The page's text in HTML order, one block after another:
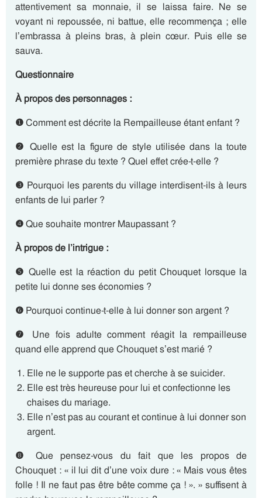
attentivement sa monnaie, il se laissa faire. Ne se
voyant ni repoussée, ni battue, elle recommença ; elle
l’embrassa à pleins bras, à plein cœur. Puis elle se
sauva.
Questionnaire
À propos des personnages :
❶Comment est décrite la Rempailleuse étant enfant ?
❷ Quelle est la figure de style utilisée dans la toute
première phrase du texte ? Quel effet crée-t-elle ?
❸ Pourquoi les parents du village interdisent-ils à leurs
enfants de lui parler ?
❹Que souhaite montrer Maupassant ?
À propos de l’intrigue :
❺ Quelle est la réaction du petit Chouquet lorsque la
petite lui donne ses économies ?
❻ Pourquoi continue-t-elle à lui donner son argent ?
❼
Une fois adulte comment réagit la rempailleuse
quand elle apprend que Chouquet s’est marié ?
Elle ne le supporte pas et cherche à se suicider.
Elle est très heureuse pour lui et confectionne les
chaises du mariage.
Elle n’est pas au courant et continue à lui donner son
argent.
❽
Que pensez-vous du fait que les propos de
Chouquet : « il lui dit d’une voix dure : « Mais vous êtes
folle ! Il ne faut pas être bête comme ça ! ». » suffisent à